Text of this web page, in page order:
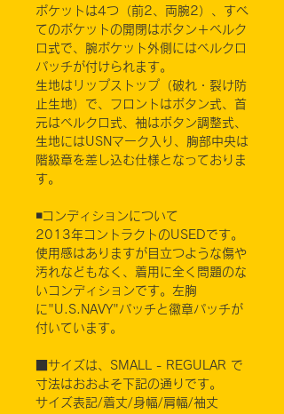
ポケットは4つ（前2、両腕2）、すべ
てのポケットの開閉はボタン＋ベルク
ロ式で、腕ポケット外側にはベルクロ
パッチが付けられます。
生地はリップストップ（破れ・裂け防
止生地）で、フロントはボタン式、首
元はベルクロ式、袖はボタン調整式、
生地にはUSNマーク入り、胸部中央は
階級章を差し込む仕様となっておりま
す。
◾️コンディションについて
2013年コントラクトのUSEDです。
使用感はありますが目立つような傷や
汚れなどもなく、着用に全く問題のな
いコンディションです。左胸
に"U.S.NAVY"パッチと徽章パッチが
付いています。
■サイズは、SMALL - REGULAR で
寸法はおおよそ下記の通りです。
サイズ表記/着丈/身幅/肩幅/袖丈